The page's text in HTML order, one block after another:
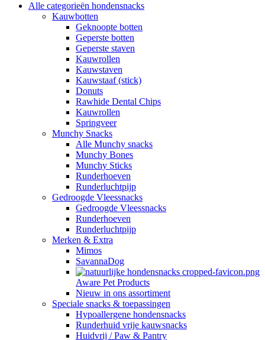
Alle categorieën hondensnacks
Kauwbotten
Geknoopte botten
Geperste botten
Geperste staven
Kauwrollen
Kauwstaven
Kauwstaaf (stick)
Donuts
Rawhide Dental Chips
Kauwrollen
Springveer
Munchy Snacks
Alle Munchy snacks
Munchy Bones
Munchy Sticks
Runderhoeven
Runderluchtpijp
Gedroogde Vleessnacks
Gedroogde Vleessnacks
Runderhoeven
Runderluchtpijp
Merken & Extra
Mimos
SavannaDog
Aware Pet Products
Nieuw in ons assortiment
Speciale snacks & toepassingen
Hypoallergene hondensnacks
Runderhuid vrije kauwsnacks
Huidvrij / Paw & Pantry